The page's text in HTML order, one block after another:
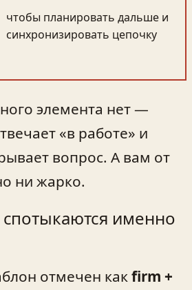
чтобы планировать дальше и
синхронизировать цепочку
элемента нет —
«в работе» и
вопрос. А вам от
ни жарко.
именно
отмечен какfirm +